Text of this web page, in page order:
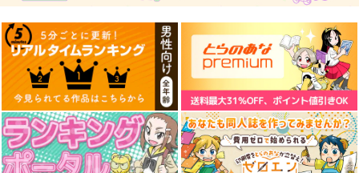
さより キャンバスボ
ード Normal ver.【単
品版】
株式会社虎の穴
東方クリアファイル
紫＆藍５
AbsoluteZero
東方クリアファイル
秋静葉＆穣子5
AbsoluteZero